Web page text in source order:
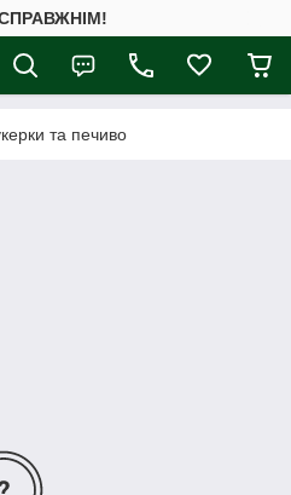
та печиво